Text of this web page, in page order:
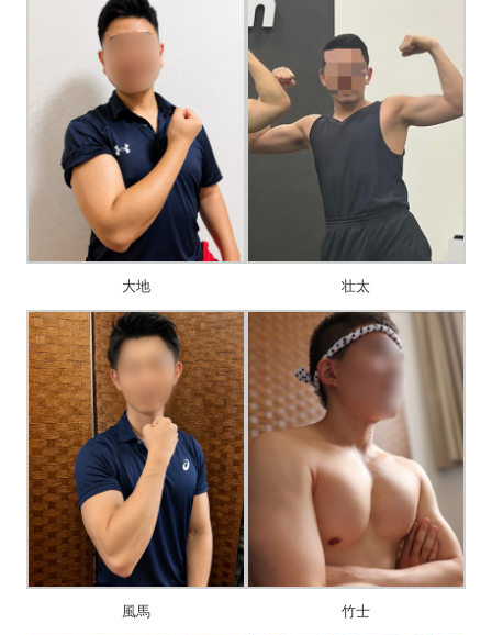
大地 壮太
風馬 竹士